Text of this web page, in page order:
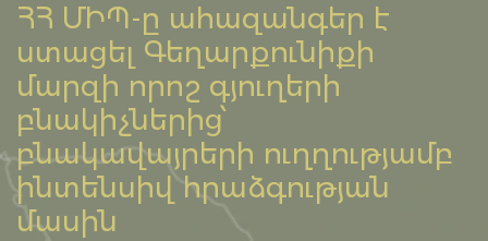
ՀՀ ՄԻՊ-ը ահազանգեր է
ստացել Գեղարքունիքի
մարզի որոշ գյուղերի
բնակիչներից՝
բնակավայրերի ուղղությամբ
ինտենսիվ հրաձգության
մասին